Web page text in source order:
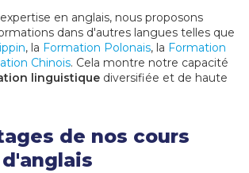
en anglais, nous proposons
dans d'autres langues telles que
, la Formation Polonais, la Formation
Chinois. Cela montre notre capacité
linguistique diversifiée et de haute
de nos cours